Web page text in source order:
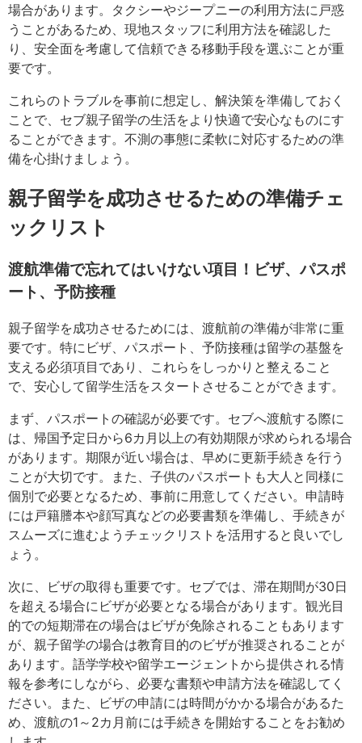
場合があります。タクシーやジープニーの利用方法に戸惑
うことがあるため、現地スタッフに利用方法を確認した
り、安全面を考慮して信頼できる移動手段を選ぶことが重
要です。
これらのトラブルを事前に想定し、解決策を準備しておく
ことで、セブ親子留学の生活をより快適で安心なものにす
ることができます。不測の事態に柔軟に対応するための準
備を心掛けましょう。
親子留学を成功させるための準備チェ
ックリスト
渡航準備で忘れてはいけない項目！ビザ、パスポ
ート、予防接種
親子留学を成功させるためには、渡航前の準備が非常に重
要です。特にビザ、パスポート、予防接種は留学の基盤を
支える必須項目であり、これらをしっかりと整えること
で、安心して留学生活をスタートさせることができます。
まず、パスポートの確認が必要です。セブへ渡航する際に
は、帰国予定日から6カ月以上の有効期限が求められる場合
があります。期限が近い場合は、早めに更新手続きを行う
ことが大切です。また、子供のパスポートも大人と同様に
個別で必要となるため、事前に用意してください。申請時
には戸籍謄本や顔写真などの必要書類を準備し、手続きが
スムーズに進むようチェックリストを活用すると良いでし
ょう。
次に、ビザの取得も重要です。セブでは、滞在期間が30日
を超える場合にビザが必要となる場合があります。観光目
的での短期滞在の場合はビザが免除されることもあります
が、親子留学の場合は教育目的のビザが推奨されることが
あります。語学学校や留学エージェントから提供される情
報を参考にしながら、必要な書類や申請方法を確認してく
ださい。また、ビザの申請には時間がかかる場合があるた
め、渡航の1～2カ月前には手続きを開始することをお勧め